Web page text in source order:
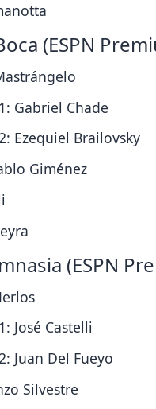
(ESPN
Gabriel Chade
Ezequiel Brailovsky
Giménez
(ESPN
José Castelli
Juan Del Fueyo
Silvestre